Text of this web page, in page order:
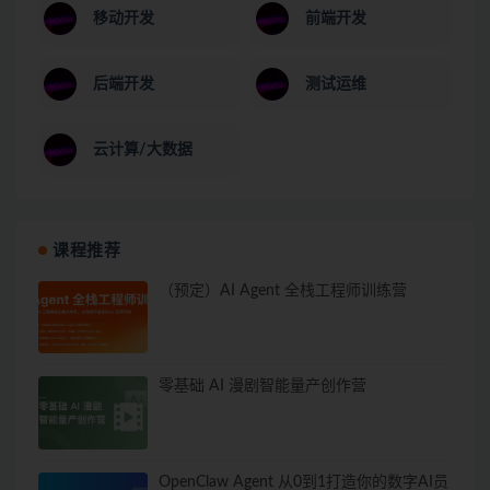
移动开发 前端开发
后端开发 测试运维
云计算/大数据
课程推荐
（预定）AI Agent 全栈工程师训练营
零基础 AI 漫剧智能量产创作营
OpenClaw Agent 从0到1打造你的数字AI员